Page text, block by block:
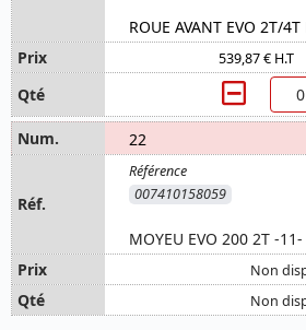
ROUE AVANT EVO 2T/
539,87 € H.T
22
007410158059
MOYEU EVO 200 2T -11-
Non
Non